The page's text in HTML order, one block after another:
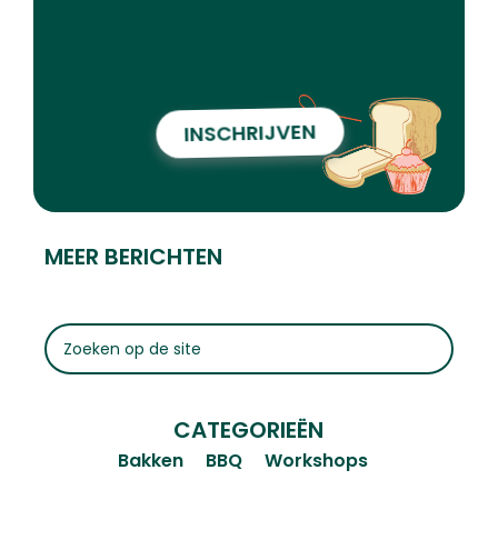
INSCHRIJVEN
MEER BERICHTEN
CATEGORIEËN
Bakken BBQ Workshops